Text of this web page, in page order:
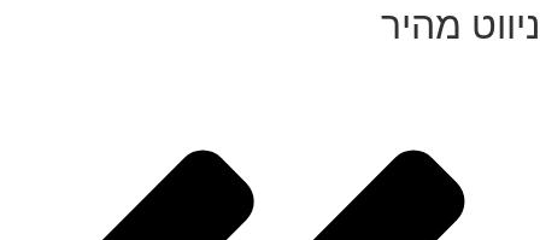
ניווט מהיר